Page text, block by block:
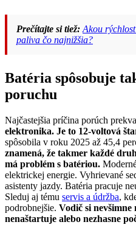
Prečítajte si tiež: Akou
paliva čo najnižšia?
Batéria spôsobuje
poruchu
Najčastejšia príčina porúch
elektronika. Je to 12-voltová
spôsobila v roku 2025 až 45,4
znamená, že takmer každé
má problém s batériou.
elektrickej energie. Vyhrievané
asistenty jazdy. Batéria pracuje
Sleduj aj tému servis a údržba,
podrobnejšie. Vodič si
nenaštartuje alebo nezhasne